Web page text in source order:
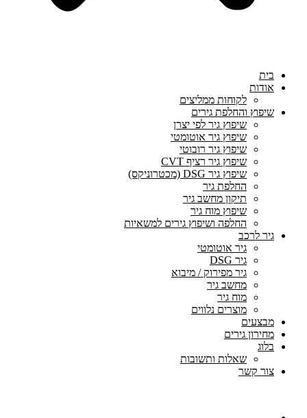
בית
אודות
לקוחות ממליצים
שיפוץ והחלפת גירים
שיפוץ גיר לפי יצרן
שיפוץ גיר אוטומטי
שיפוץ גיר רובוטי
שיפוץ גיר רציף CVT
שיפוץ גיר DSG (מכטרוניקס)
החלפת גיר
תיקון מחשב גיר
שיפוץ מוח גיר
החלפה ושיפוץ גירים למשאיות
גיר לרכב
גיר אוטומטי
גיר DSG
גיר מפירוק / מיבוא
מחשב גיר
מוח גיר
מוצרים נלווים
מבצעים
מחירון גירים
בלוג
שאלות ותשובות
צור קשר